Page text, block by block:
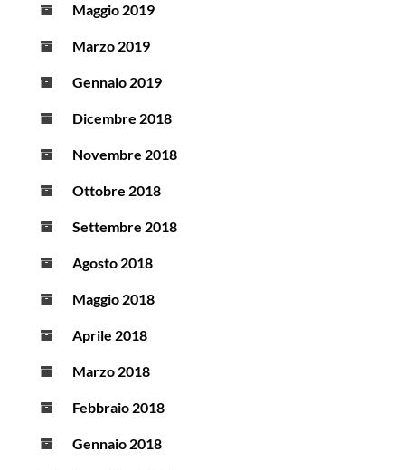
Maggio 2019
Marzo 2019
Gennaio 2019
Dicembre 2018
Novembre 2018
Ottobre 2018
Settembre 2018
Agosto 2018
Maggio 2018
Aprile 2018
Marzo 2018
Febbraio 2018
Gennaio 2018